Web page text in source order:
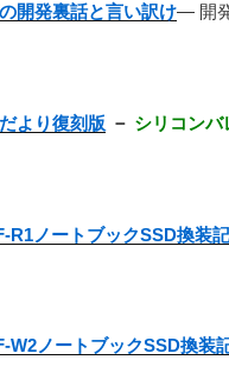
開発裏話と言い訳け― 開
より復刻版 － シリコンバ
R1ノートブックSSD換装
W2ノートブックSSD換装